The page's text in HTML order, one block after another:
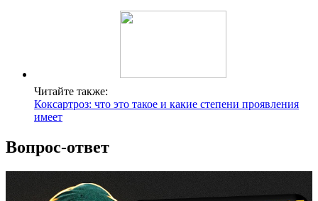
Читайте также:
Коксартроз: что это такое и какие степени проявления
имеет
Вопрос-ответ